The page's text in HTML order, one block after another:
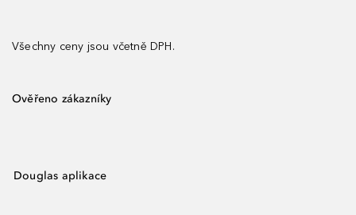
Všechny ceny jsou včetně DPH.
Ověřeno zákazníky
Douglas aplikace